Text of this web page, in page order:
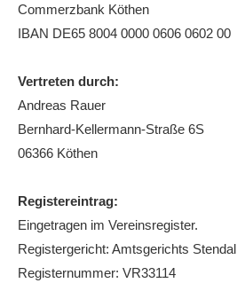
Die Fotos
Punktspiele
Punktspiele Wintersaison 2025/2026
TRAINING
Trainingszeiten
Trainer
Commerzbank Köthen
IBAN DE65 8004 0000 0606 0602 00
Vertreten durch:
Andreas Rauer
Bernhard-Kellermann-Straße 6S
06366 Köthen
Registereintrag:
Eingetragen im Vereinsregister.
Registergericht: Amtsgerichts Stendal
Registernummer: VR33114